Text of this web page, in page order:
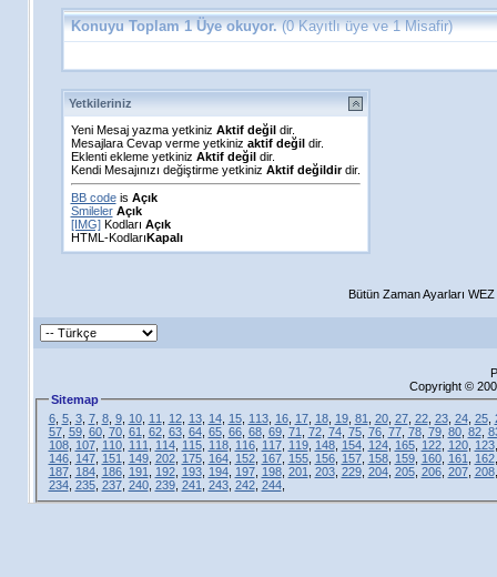
Konuyu Toplam 1 Üye okuyor.(0 Kayıtlı üye ve 1 Misafir)
Yetkileriniz
Yeni Mesaj yazma yetkiniz Aktif değildir.
Mesajlara Cevap verme yetkiniz aktif değildir.
Eklenti ekleme yetkiniz Aktif değildir.
Kendi Mesajınızı değiştirme yetkiniz Aktif değildirdir.
BB codeis Açık
Smileler Açık
[IMG]Kodları Açık
HTML-KodlarıKapalı
Bütün Zaman Ayarları
Copyright ©
Sitemap
6, 5, 3, 7, 8, 9, 10, 11 12, 13, 14, 15, 113, 16, 17, 18, 19, 81 20, 27, 22, 23, 24, 25,
57, 59, 60, 70, 61 62, 63, 64, 65, 66, 68, 69, 71 72, 74, 75, 76, 77, 78, 79, 80, 82,
108, 107, 110, 111 114, 115, 118, 116, 117, 119, 148, 154, 124, 165, 122, 120, 123
146, 147, 151 149, 202, 175, 164, 152, 167, 155, 156, 157, 158, 159, 160, 161 162
187, 184, 186, 191 192, 193, 194, 197, 198, 201 203, 229, 204, 205, 206, 207, 208
234, 235, 237, 240, 239, 241 243, 242, 244,